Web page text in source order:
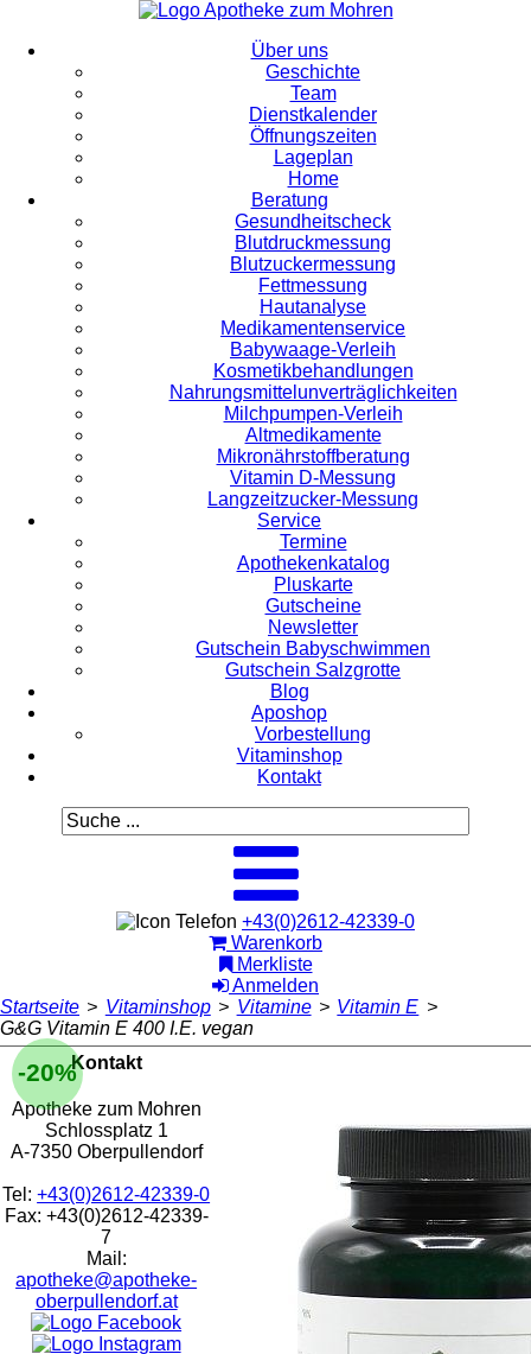
Über uns
Geschichte
Team
Dienstkalender
Öffnungszeiten
Lageplan
Home
Beratung
Gesundheitscheck
Blutdruckmessung
Blutzuckermessung
Fettmessung
Hautanalyse
Medikamentenservice
Babywaage-Verleih
Kosmetikbehandlungen
Nahrungsmittelunverträglichkeiten
Milchpumpen-Verleih
Altmedikamente
Mikronährstoffberatung
Vitamin D-Messung
Langzeitzucker-Messung
Service
Termine
Apothekenkatalog
Pluskarte
Gutscheine
Newsletter
Gutschein Babyschwimmen
Gutschein Salzgrotte
Blog
Aposhop
Vorbestellung
Vitaminshop
Kontakt
+43(0)2612-42339-0
Warenkorb
Merkliste
Anmelden
Startseite > Vitaminshop > Vitamine > Vitamin E >
G&G Vitamin E 400 I.E. vegan
-20%Kontakt
Apotheke zum Mohren
Schlossplatz 1
A-7350 Oberpullendorf
Tel:+43(0)2612-42339-0
Fax: +43(0)2612-42339-
7
Mail:
apotheke@apotheke-
oberpullendorf.at